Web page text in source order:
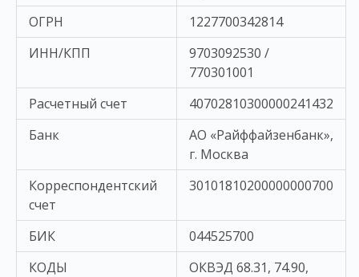
ОГРН
1227700342814
ИНН/КПП
9703092530 /
770301001
Расчетный счет
40702810300000241432
Банк
АО «Райффайзенбанк»,
г. Москва
Корреспондентский
счет
30101810200000000700
БИК
044525700
КОДЫ
ОКВЭД 68.31, 74.90,